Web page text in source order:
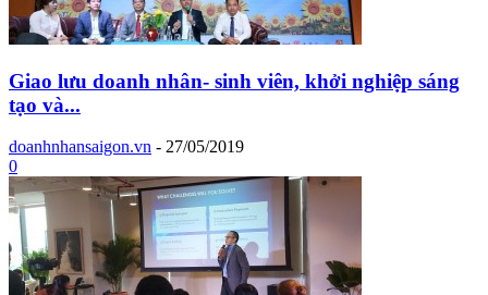
Giao lưu doanh nhân- sinh viên, khởi nghiệp sáng
tạo và...
doanhnhansaigon.vn - 27/05/2019
0